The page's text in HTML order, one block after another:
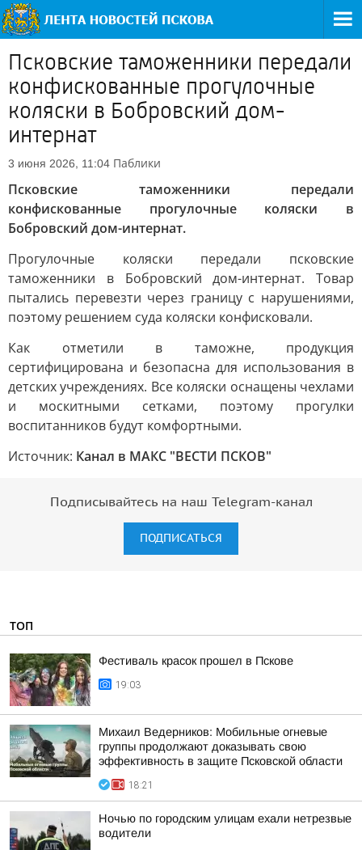
Псковские таможенники передали
конфискованные прогулочные
коляски в Бобровский дом-
интернат
3 июня 2026, 11:04 Паблики
Псковские таможенники передали
конфискованные прогулочные коляски в
Бобровский дом-интернат.
Прогулочные коляски передали псковские
таможенники в Бобровский дом-интернат. Товар
пытались перевезти через границу с нарушениями,
поэтому решением суда коляски конфисковали.
Как отметили в таможне, продукция
сертифицирована и безопасна для использования в
детских учреждениях. Все коляски оснащены чехлами
и москитными сетками, поэтому прогулки
воспитанников будут комфортными.
Источник: Канал в МАКС "ВЕСТИ ПСКОВ"
Подписывайтесь на наш Telegram-канал
ПОДПИСАТЬСЯ
ТОП
Фестиваль красок прошел в Пскове
19:03
Михаил Ведерников: Мобильные огневые
группы продолжают доказывать свою
эффективность в защите Псковской области
18:21
Ночью по городским улицам ехали нетрезвые
водители